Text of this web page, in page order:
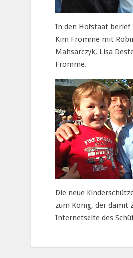
In den Hofstaat berief
Kim Fromme mit
Mahsarczyk, Lisa
Fromme.
Die neue
zum König, der damit
Internetseite des